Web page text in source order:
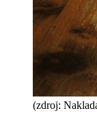
(zdroj: